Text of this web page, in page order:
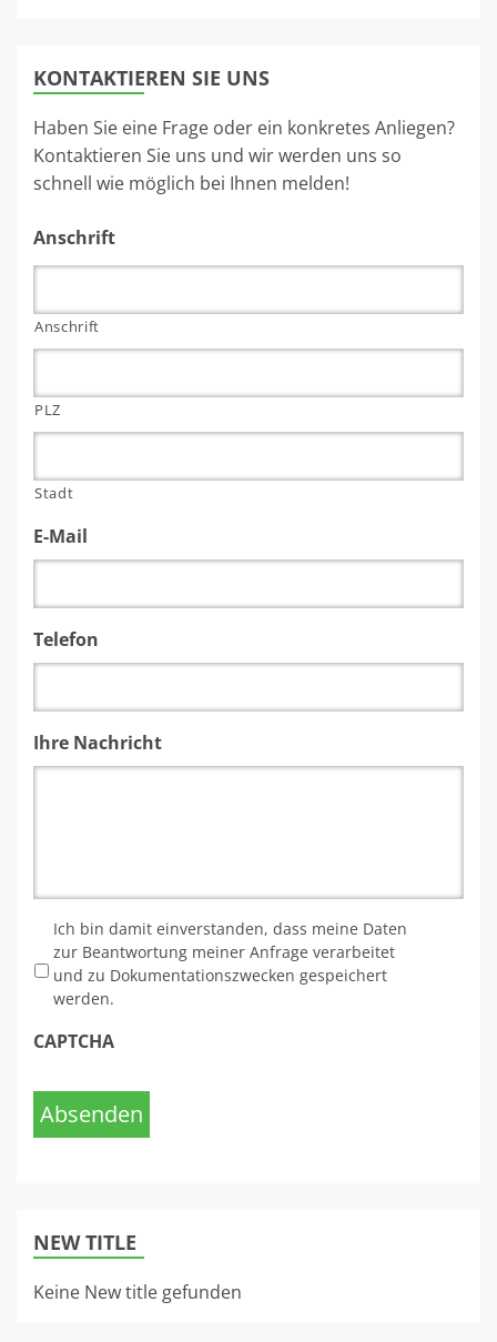
KONTAKTIEREN SIE UNS
Haben Sie eine Frage oder ein konkretes Anliegen?
Kontaktieren Sie uns und wir werden uns so
schnell wie möglich bei Ihnen melden!
Anschrift
Anschrift
PLZ
Stadt
E-Mail
Telefon
Ihre Nachricht
Ich bin damit einverstanden, dass meine Daten
zur Beantwortung meiner Anfrage verarbeitet
und zu Dokumentationszwecken gespeichert
werden.
CAPTCHA
Absenden
NEW TITLE
Keine New title gefunden